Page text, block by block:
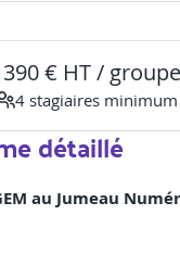
390 € HT / groupe
4 stagiaires minimum
détaillé
au Jumeau